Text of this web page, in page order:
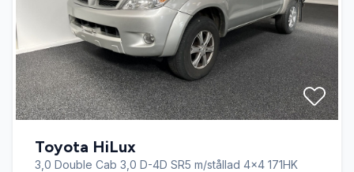
Toyota HiLux
3,0 Double Cab 3,0 D-4D SR5 m/stållad 4x4 171HK